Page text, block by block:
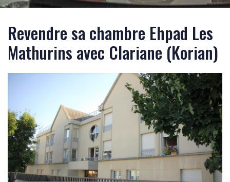
Revendre sa chambre Ehpad Les
Mathurins avec Clariane (Korian)